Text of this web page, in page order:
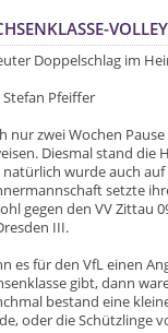
Doppelschlag im
Stefan Pfeiffer
nur zwei Wochen
Diesmal stand die
wurde auch
setzte
gegen den VV Zittau
III.
es für den VfL einen
gibt, dann
bestand eine
oder die Schützlinge